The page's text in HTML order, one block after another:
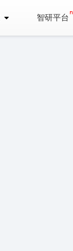
智研平台